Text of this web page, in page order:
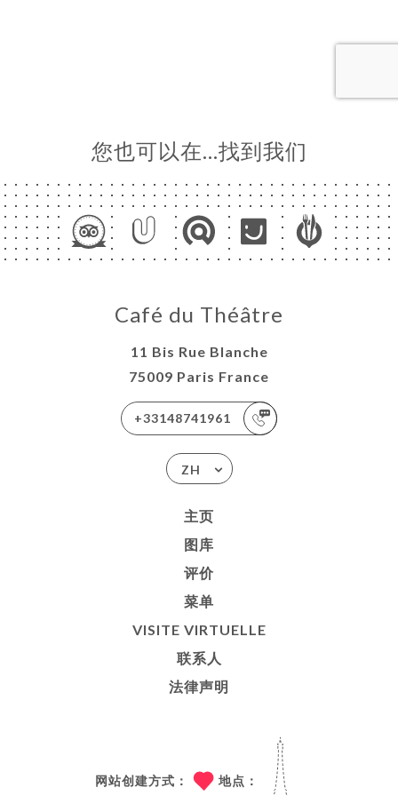
人
您也可以在…找到我们
Café du Théâtre
11 Bis Rue Blanche
75009 Paris France
+33148741961
ZH
主页
图库
评价
菜单
VISITE VIRTUELLE
联系人
法律声明
网站创建方式： 地点：